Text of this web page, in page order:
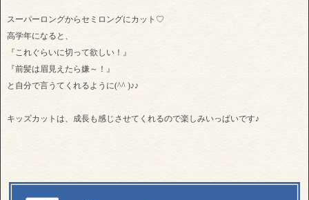
スーパーロングからセミロングにカット♡
高学年になると、
『これぐらいに切って欲しい！』
『前髪は眉見えたら嫌～！』
と自分で言うてくれるように(^^ )♪♪
キッズカットは、成長も感じさせてくれるので楽しみいっぱいです♪